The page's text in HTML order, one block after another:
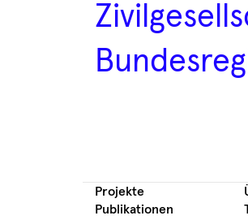
Projekte
Publikationen